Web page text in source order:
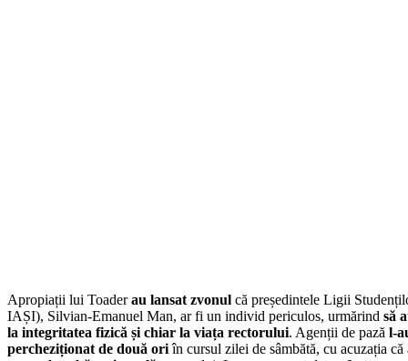
Apropiații lui Toaderau lansat zvonul că președintele Ligii
IAȘI), Silvian‑Emanuel Man, ar fi un individ periculos, urmărind să
la integritatea fizică și chiar la viața rectorului. Agenții de pază l-
percheziționat de două oriîn cursul zilei de sâmbătă, cu acuzația că